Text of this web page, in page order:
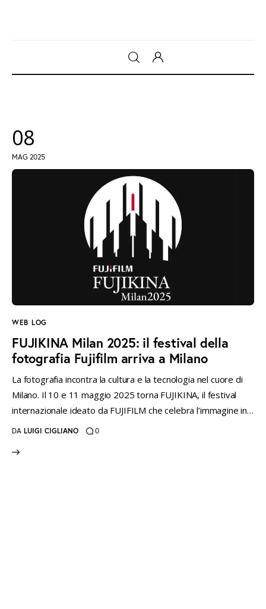
Intrattenimento
Web Log
instagramm
threadstwitter-
x
rss
08
MAG 2025
WEB LOG
FUJIKINA Milan 2025: il festival della
fotografia Fujifilm arriva a Milano
La fotografia incontra la cultura e la tecnologia nel cuore di
Milano. Il 10 e 11 maggio 2025 torna FUJIKINA, il festival
internazionale ideato da FUJIFILM che celebra l’immagine in…
DA LUIGI CIGLIANO 0